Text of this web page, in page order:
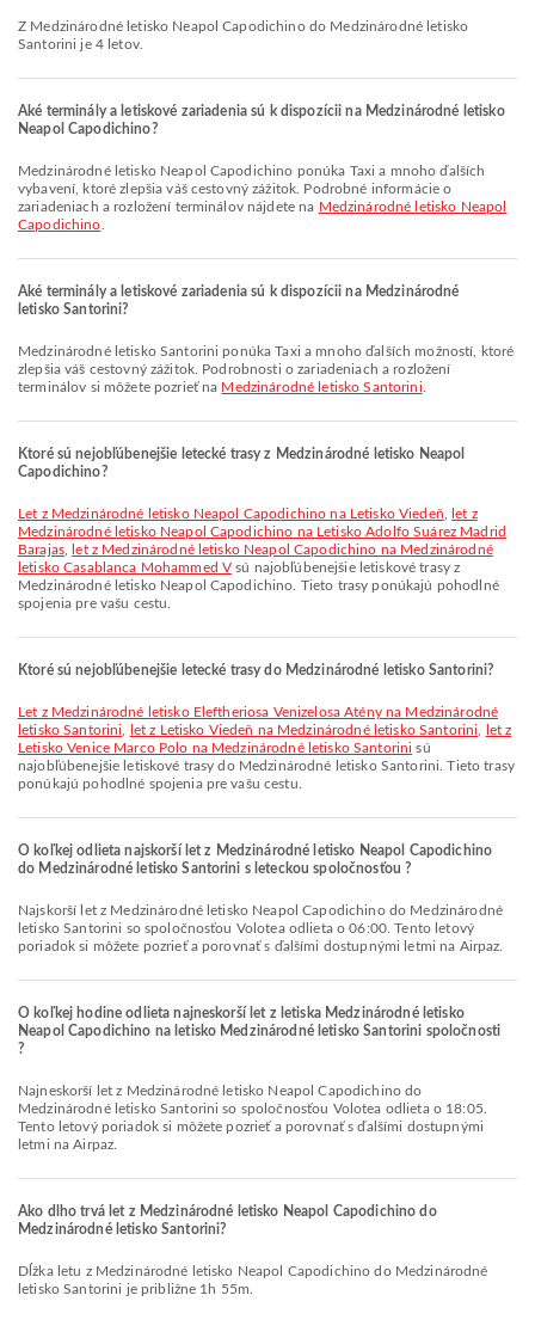
Z Medzinárodné letisko Neapol Capodichino do Medzinárodné letisko
Santorini je 4 letov.
Aké terminály a letiskové zariadenia sú k dispozícii na Medzinárodné letisko
Neapol Capodichino?
Medzinárodné letisko Neapol Capodichino ponúka Taxi a mnoho ďalších
vybavení, ktoré zlepšia váš cestovný zážitok. Podrobné informácie o
zariadeniach a rozložení terminálov nájdete na Medzinárodné letisko Neapol
Capodichino
Aké terminály a letiskové zariadenia sú k dispozícii na Medzinárodné
letisko Santorini?
Medzinárodné letisko Santorini ponúka Taxi a mnoho ďalších možností, ktoré
zlepšia váš cestovný zážitok. Podrobnosti o zariadeniach a rozložení
terminálov si môžete pozrieť na Medzinárodné letisko Santorini
Ktoré sú nejobľúbenejšie letecké trasy z Medzinárodné letisko Neapol
Capodichino?
let z Medzinárodné letisko Neapol Capodichino na Letisko Viedeň
let z
Medzinárodné letisko Neapol Capodichino na Letisko Adolfo Suárez Madrid
Barajas,
let z Medzinárodné letisko Neapol Capodichino na Medzinárodné
letisko Casablanca Mohammed V sú najobľúbenejšie letiskové trasy z
Medzinárodné letisko Neapol Capodichino. Tieto trasy ponúkajú pohodlné
spojenia pre vašu cestu.
Ktoré sú nejobľúbenejšie letecké trasy do Medzinárodné letisko Santorini?
let z Medzinárodné letisko Eleftheriosa Venizelosa Atény na Medzinárodné
letisko Santorini
let z Letisko Viedeň na Medzinárodné letisko Santorini
let z
Letisko Venice Marco Polo na Medzinárodné letisko Santorini sú
najobľúbenejšie letiskové trasy do Medzinárodné letisko Santorini. Tieto trasy
ponúkajú pohodlné spojenia pre vašu cestu.
O koľkej odlieta najskorší let z Medzinárodné letisko Neapol Capodichino
do Medzinárodné letisko Santorini s leteckou spoločnosťou ?
Najskorší let z Medzinárodné letisko Neapol Capodichino do Medzinárodné
letisko Santorini so spoločnosťou Volotea odlieta o 06:00. Tento letový
poriadok si môžete pozrieť a porovnať s ďalšími dostupnými letmi na Airpaz.
O koľkej hodine odlieta najneskorší let z letiska Medzinárodné letisko
Neapol Capodichino na letisko Medzinárodné letisko Santorini spoločnosti
?
Najneskorší let z Medzinárodné letisko Neapol Capodichino do
Medzinárodné letisko Santorini so spoločnosťou Volotea odlieta o 18:05.
Tento letový poriadok si môžete pozrieť a porovnať s ďalšími dostupnými
letmi na Airpaz.
Ako dlho trvá let z Medzinárodné letisko Neapol Capodichino do
Medzinárodné letisko Santorini?
Dĺžka letu z Medzinárodné letisko Neapol Capodichino do Medzinárodné
letisko Santorini je približne 1h 55m.